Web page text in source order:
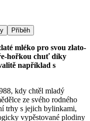
Příběh
mléko pro svou zlato-
hořkou chuť díky
například s
kdy chtěl mladý
ze svého rodného
trhy s jejich bylinkami,
vypěstované plodiny